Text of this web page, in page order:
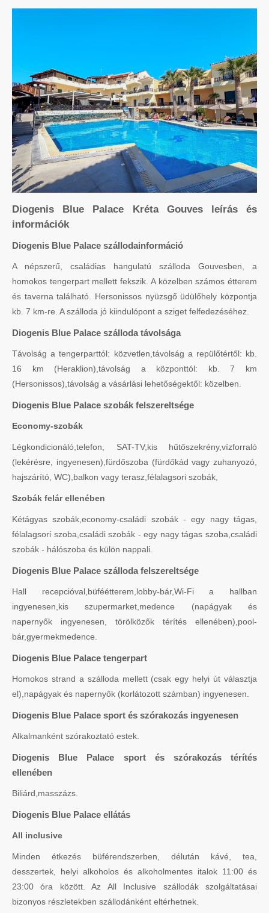
Diogenis Blue Palace Kréta Gouves leírás és
információk
Diogenis Blue Palace szállodainformáció
A népszerű, családias hangulatú szálloda Gouvesben, a
homokos tengerpart mellett fekszik. A közelben számos étterem
és taverna található. Hersonissos nyüzsgő üdülőhely központja
kb. 7 km-re. A szálloda jó kiindulópont a sziget felfedezéséhez.
Diogenis Blue Palace szálloda távolsága
Távolság a tengerparttól: közvetlen,távolság a repülőtértől: kb.
16 km (Heraklion),távolság a központtól: kb. 7 km
(Hersonissos),távolság a vásárlási lehetőségektől: közelben.
Diogenis Blue Palace szobák felszereltsége
Economy-szobák
Légkondicionáló,telefon, SAT-TV,kis hűtőszekrény,vízforraló
(lekérésre, ingyenesen),fürdőszoba (fürdőkád vagy zuhanyozó,
hajszárító, WC),balkon vagy terasz,félalagsori szobák,
Szobák felár ellenében
Kétágyas szobák,economy-családi szobák - egy nagy tágas,
félalagsori szoba,családi szobák - egy nagy tágas szoba,családi
szobák - hálószoba és külön nappali.
Diogenis Blue Palace szálloda felszereltsége
Hall recepcióval,büféétterem,lobby-bár,Wi-Fi a hallban
ingyenesen,kis szupermarket,medence (napágyak és
napernyők ingyenesen, törölközők térítés ellenében),pool-
bár,gyermekmedence.
Diogenis Blue Palace tengerpart
Homokos strand a szálloda mellett (csak egy helyi út választja
el),napágyak és napernyők (korlátozott számban) ingyenesen.
Diogenis Blue Palace sport és szórakozás ingyenesen
Alkalmanként szórakoztató estek.
Diogenis Blue Palace sport és szórakozás térítés
ellenében
Biliárd,masszázs.
Diogenis Blue Palace ellátás
All inclusive
Minden étkezés büférendszerben, délután kávé, tea,
desszertek, helyi alkoholos és alkoholmentes italok 11:00 és
23:00 óra között. Az All Inclusive szállodák szolgáltatásai
bizonyos részletekben szállodánként eltérhetnek.